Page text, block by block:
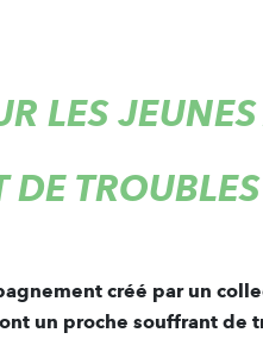
LES
DE
créé par un
un proche souffrant de